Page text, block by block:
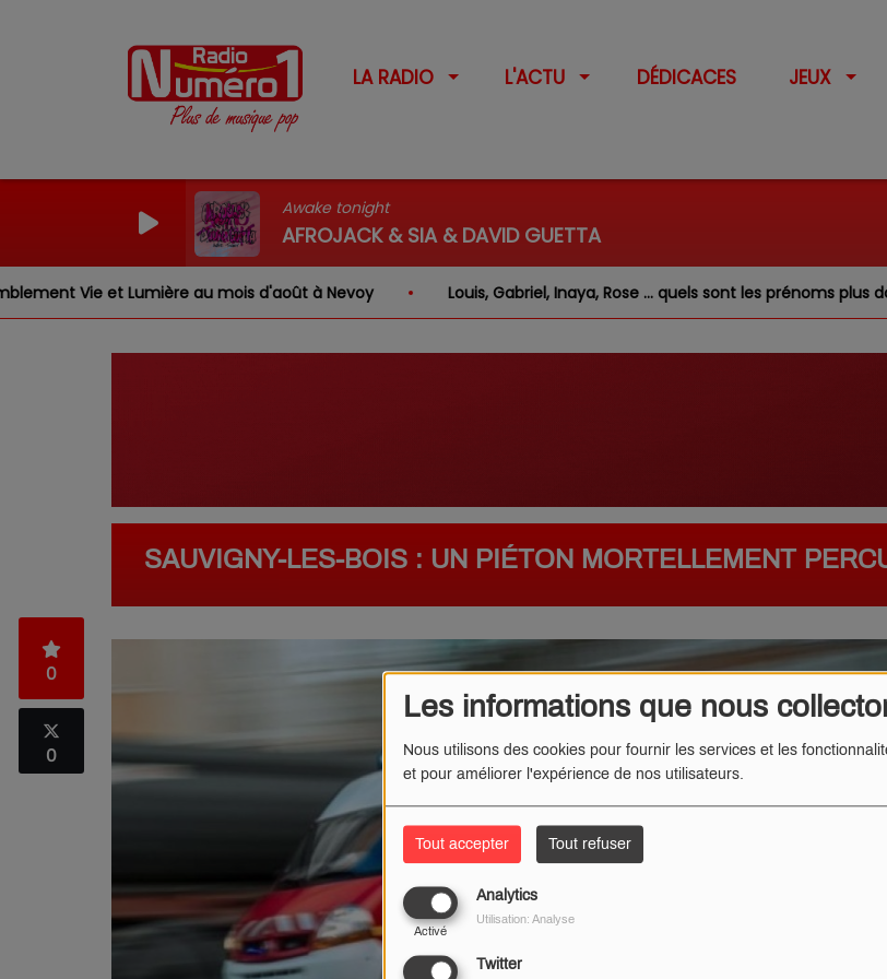
Les informations que nous
Nous utilisons des cookies pour fournir les services et les
et pour améliorer l'expérience de nos utilisateurs.
Tout accepter Tout refuser
Analytics
Activé
Utilisation: Analyse
Twitter
LA RADIO L'ACTU DÉDICACES JEUX
Awake tonight
AFROJACK & SIA & DAVID GUETTA
Vie et Lumière au mois d'août à Nevoy Louis, Gabriel, Inaya, Rose … quels sont les prénoms plus donnés
SAUVIGNY-LES-BOIS : UN PIÉTON MORTELLEMENT
0
0